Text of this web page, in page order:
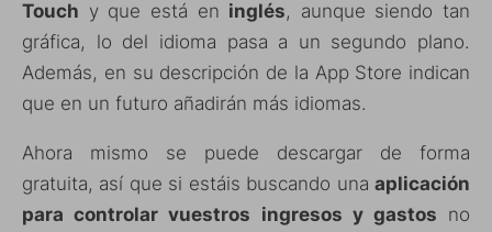
Touch y que está en inglés, aunque siendo tan
gráfica, lo del idioma pasa a un segundo plano.
Además, en su descripción de la App Store indican
que en un futuro añadirán más idiomas.
Ahora mismo se puede descargar de forma
gratuita, así que si estáis buscando una aplicación
para controlar vuestros ingresos y gastos no